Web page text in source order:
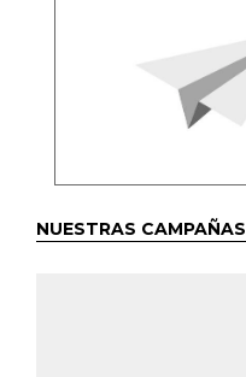
NUESTRAS CAMPAÑAS